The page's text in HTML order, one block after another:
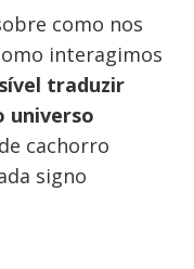
como nos
interagimos
traduzir
universo
cachorro
signo